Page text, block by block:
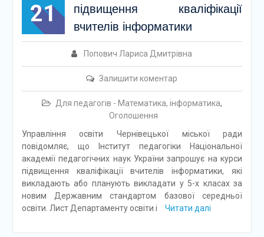
21
підвищення кваліфікації
вчителів інформатики
Попович Лариса Дмитрівна
Залишити коментар
Для педагогів - Математика, інформатика,
Оголошення
Управління освіти Чернівецької міської ради
повідомляє, що Інститут педагогіки Національної
академії педагогічних наук України запрошує на курси
підвищення кваліфікації вчителів інформатики, які
викладають або планують викладати у 5-х класах за
новим Державним стандартом базової середньої
освіти. Лист Департаменту освіти і
Читати далі